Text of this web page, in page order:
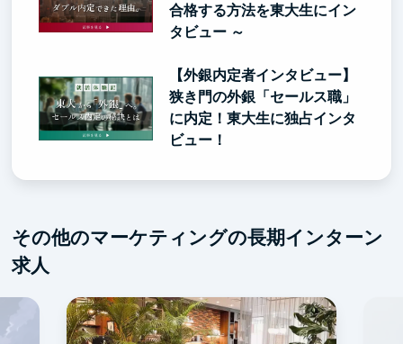
合格する方法を東大生にイン
タビュー ～
【外銀内定者インタビュー】
狭き門の外銀「セールス職」
に内定！東大生に独占インタ
ビュー！
その他のマーケティングの長期インターン
求人